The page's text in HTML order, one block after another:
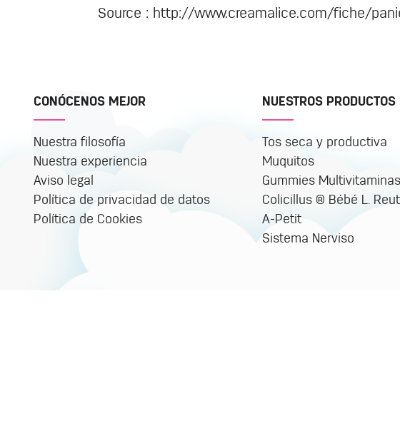
Source : http://www.creamalice.com/fiche/
CONÓCENOS MEJOR
Nuestra filosofía
Nuestra experiencia
Aviso legal
Política de privacidad de datos
Política de Cookies
NUESTROS PRODUCTOS
Tos seca y productiva
Muquitos
Gummies Multivitaminas
Colicillus ® Bébé L.
A-Petit
Sistema Nerviso